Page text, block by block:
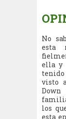
No
esta
ella y
tenido
visto
los
esta